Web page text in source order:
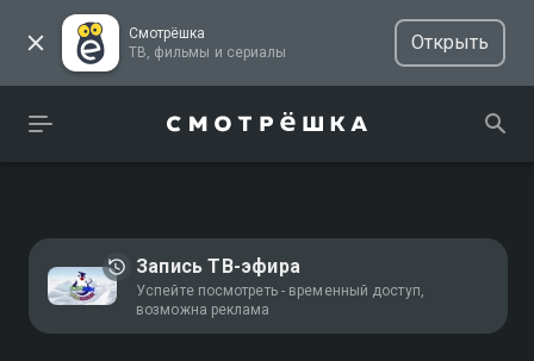
Смотрёшка
ТВ, фильмы и сериалы
Открыть
Запись ТВ-эфира
Успейте посмотреть - временный доступ,
возможна реклама